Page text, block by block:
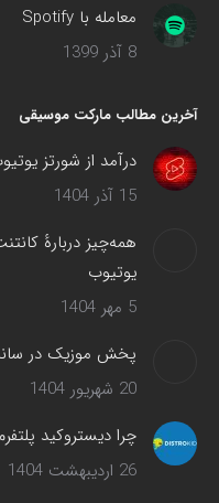
معامله با Spotify
8 آذر 1399
آخرین مطالب مارکت موسیقی
درآمد از شورتز
15 آذر 1404
یوتیوب
5 مهر 1404
پخش موزیک در
20 شهریور 1404
چرا دیستروکید
26 اردیبهشت 1404